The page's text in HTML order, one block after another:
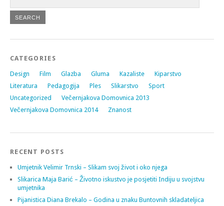
CATEGORIES
Design Film Glazba Gluma Kazaliste
Kiparstvo
Literatura
Pedagogija Ples Slikarstvo
Sport
Uncategorized
Večernjakova Domovnica 2013
Večernjakova Domovnica 2014
Znanost
RECENT POSTS
Umjetnik Velimir Trnski – Slikam svoj život i oko njega
Slikarica Maja Barić – Životno iskustvo je posjetiti Indiju u svojstvu
umjetnika
Pijanistica Diana Brekalo – Godina u znaku Buntovnih skladateljica